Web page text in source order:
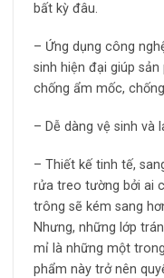
bất kỳ đâu.
– Ứng dụng công
sinh hiện đại giúp
chống ẩm mốc,
– Dễ dàng vệ sinh và
– Thiết kế tinh tế,
rửa treo tường bởi ai
trông sẽ kém sang
Nhưng, những lớp
mỉ là những một
phẩm này trở nên